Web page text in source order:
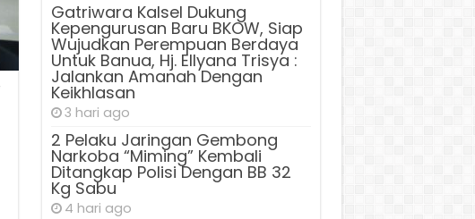
Gatriwara Kalsel Dukung
Kepengurusan Baru BKOW, Siap
Wujudkan Perempuan Berdaya
Untuk Banua, Hj. Ellyana Trisya :
Jalankan Amanah Dengan
Keikhlasan
3 hari ago
2 Pelaku Jaringan Gembong
Narkoba “Miming” Kembali
Ditangkap Polisi Dengan BB 32
Kg Sabu
4 hari ago